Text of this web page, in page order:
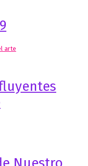
arte